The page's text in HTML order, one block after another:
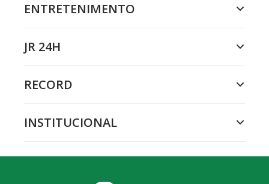
ENTRETENIMENTO
JR 24H
RECORD
INSTITUCIONAL